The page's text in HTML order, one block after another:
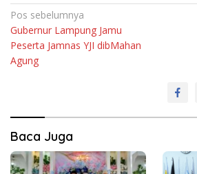
Navigasi
pos
Pos sebelumnya
Gubernur Lampung Jamu
Peserta Jamnas YJI dibMahan
Agung
Baca Juga